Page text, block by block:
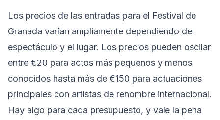
Los precios de las entradas para el Festival de
Granada varían ampliamente dependiendo del
espectáculo y el lugar. Los precios pueden oscilar
entre €20 para actos más pequeños y menos
conocidos hasta más de €150 para actuaciones
principales con artistas de renombre internacional.
Hay algo para cada presupuesto, y vale la pena